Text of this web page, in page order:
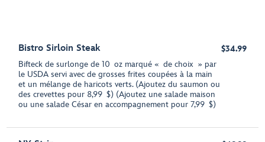
Bistro Sirloin Steak
Bifteck de surlonge de 10 oz marqué « de choix » par
le USDA servi avec de grosses frites coupées à la main
et un mélange de haricots verts. (Ajoutez du saumon ou
des crevettes pour 8,99 $) (Ajoutez une salade maison
ou une salade César en accompagnement pour 7,99 $)
$34.99